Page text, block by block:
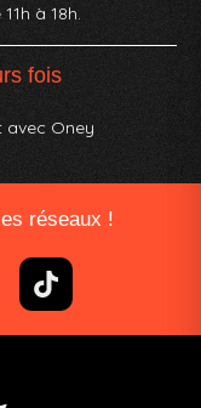
à 18h.
fois
Oney​
réseaux !